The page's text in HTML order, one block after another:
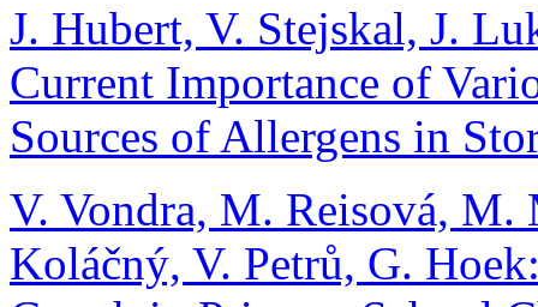
J. Hubert, V. Stejskal, J.
Current Importance of
Sources of Allergens in
V. Vondra, M. Reisová, M.
Koláčný, V. Petrů, G.